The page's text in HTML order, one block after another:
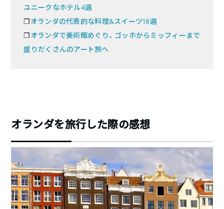
ユニークなホテル4選
❐オランダの代表的な料理&スイーツ18選
❐オランダで美術館めぐり。ゴッホからミッフィーまで
盛りだくさんのアート旅へ
オランダを旅行した際の感想